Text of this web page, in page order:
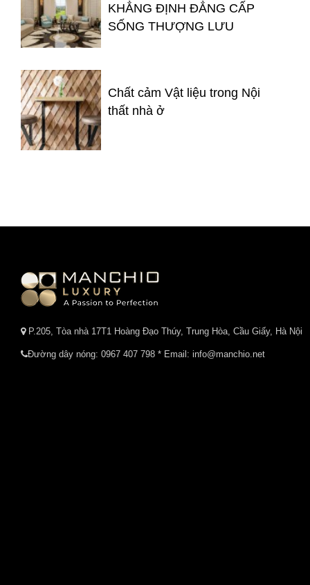
KHẲNG ĐỊNH ĐẲNG CẤP
SỐNG THƯỢNG LƯU
Chất cảm Vật liệu trong Nội
thất nhà ở
P.205, Tòa nhà 17T1 Hoàng Đạo Thúy, Trung Hòa, Cầu Giấy, Hà Nội
Đường dây nóng: 0967 407 798 * Email: info@manchio.net